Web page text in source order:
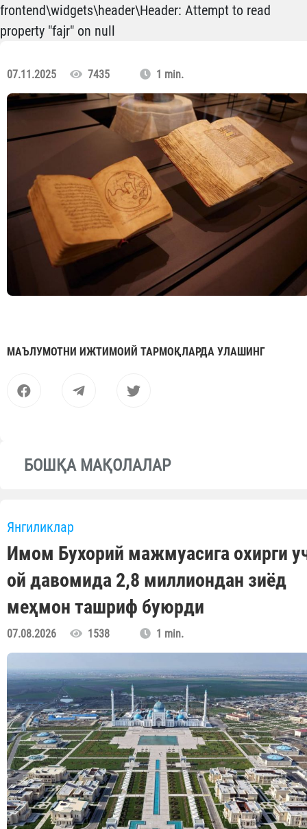
frontend\widgets\header\Header: Attempt to read
property "fajr" on null
07.11.2025 7435 1 min.
МАЪЛУМОТНИ ИЖТИМОИЙ ТАРМОҚЛАРДА УЛАШИНГ
БОШҚА МАҚОЛАЛАР
Янгиликлар
Имом Бухорий мажмуасига охирги
ой давомида 2,8 миллиондан зиёд
меҳмон ташриф буюрди
07.08.2026 1538 1 min.